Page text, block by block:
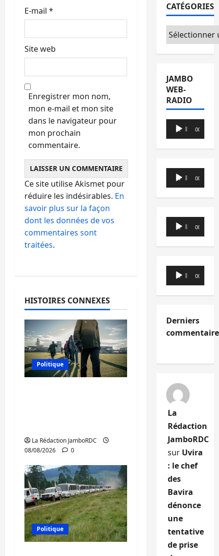
E-mail *
Site web
Enregistrer mon nom,
mon e-mail et mon site
dans le navigateur pour
mon prochain
commentaire.
Ce site utilise Akismet pour
réduire les indésirables. En
savoir plus sur la façon
dont les données de vos
commentaires sont
traitées.
HISTOIRES CONNEXES
Politique
La Rédaction JamboRDC
08/08/2026
0
Politique
CATÉGORIES
Catégories
JAMBO
WEB-
RADIO
Lecteur
audio
00:00 00:00
Lecteur
audio
00:00 00:00
Lecteur
audio
00:00 00:00
Lecteur
audio
00:00 00:00
Derniers
La
Rédaction
JamboRDC
sur Uvira
: le chef
des
Bavira
dénonce
une
tentative
de prise